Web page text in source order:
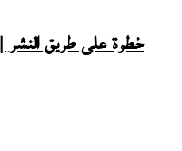
خطوة على طريق